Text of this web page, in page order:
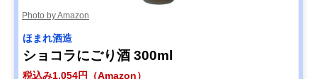
Photo by Amazon
‎ほまれ酒造
ショコラにごり酒 300ml
税込み1,054円（Amazon）